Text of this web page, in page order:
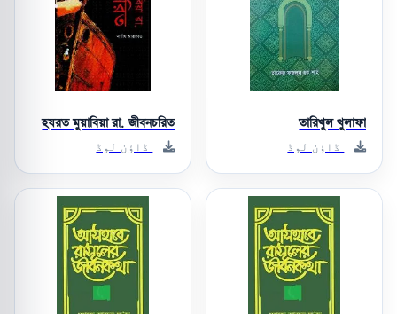
তারিখুল খুলাফা
ڈاؤن لوڈ
হযরত মুয়াবিয়া রা. জীবনচরিত
ڈاؤن لوڈ